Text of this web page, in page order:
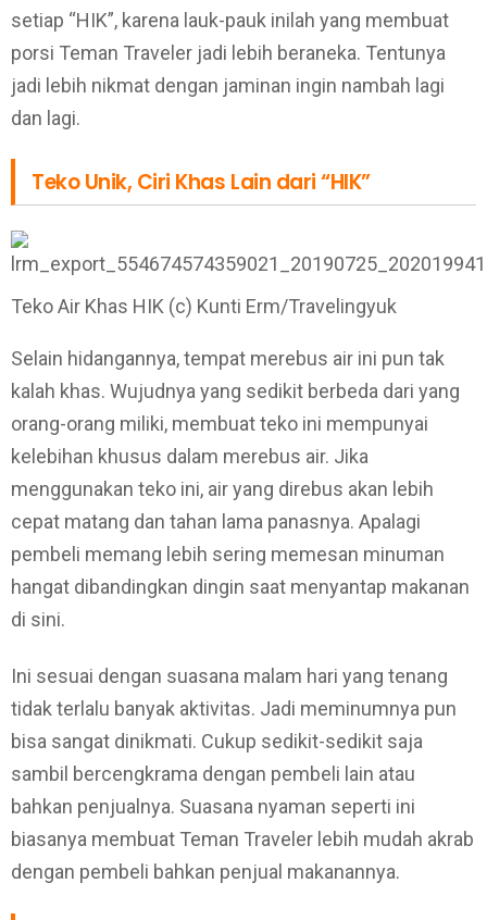
setiap “HIK”, karena lauk-pauk inilah yang membuat
porsi Teman Traveler jadi lebih beraneka. Tentunya
jadi lebih nikmat dengan jaminan ingin nambah lagi
dan lagi.
Teko Unik, Ciri Khas Lain dari “HIK”
Teko Air Khas HIK (c) Kunti Erm/Travelingyuk
Selain hidangannya, tempat merebus air ini pun tak
kalah khas. Wujudnya yang sedikit berbeda dari yang
orang-orang miliki, membuat teko ini mempunyai
kelebihan khusus dalam merebus air. Jika
menggunakan teko ini, air yang direbus akan lebih
cepat matang dan tahan lama panasnya. Apalagi
pembeli memang lebih sering memesan minuman
hangat dibandingkan dingin saat menyantap makanan
di sini.
Ini sesuai dengan suasana malam hari yang tenang
tidak terlalu banyak aktivitas. Jadi meminumnya pun
bisa sangat dinikmati. Cukup sedikit-sedikit saja
sambil bercengkrama dengan pembeli lain atau
bahkan penjualnya. Suasana nyaman seperti ini
biasanya membuat Teman Traveler lebih mudah akrab
dengan pembeli bahkan penjual makanannya.